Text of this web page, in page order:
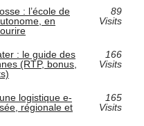
: l’école de
en
89
Visits
: le guide des
(RTP, bonus,
166
Visits
logistique e-
régionale et
165
Visits